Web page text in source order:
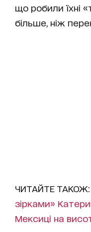
що робили їхні
більше, ніж
ЧИТАЙТЕ ТАКОЖ:
зірками»
Мексиці на